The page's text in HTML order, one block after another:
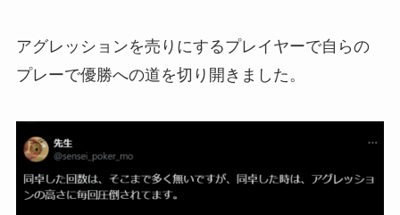
アグレッションを売りにするプレイヤーで自らの
プレーで優勝への道を切り開きました。